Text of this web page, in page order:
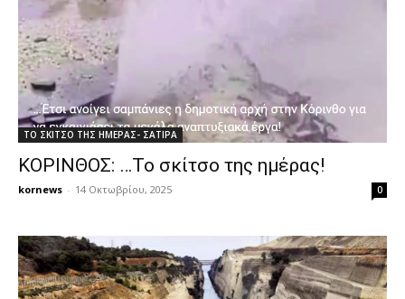
ΤΟ ΣΚΙΤΣΟ ΤΗΣ ΗΜΕΡΑΣ- ΣΑΤΙΡΑ
ΚΟΡΙΝΘΟΣ: …Το σκίτσο της ημέρας!
kornews - 14 Οκτωβρίου, 2025 0